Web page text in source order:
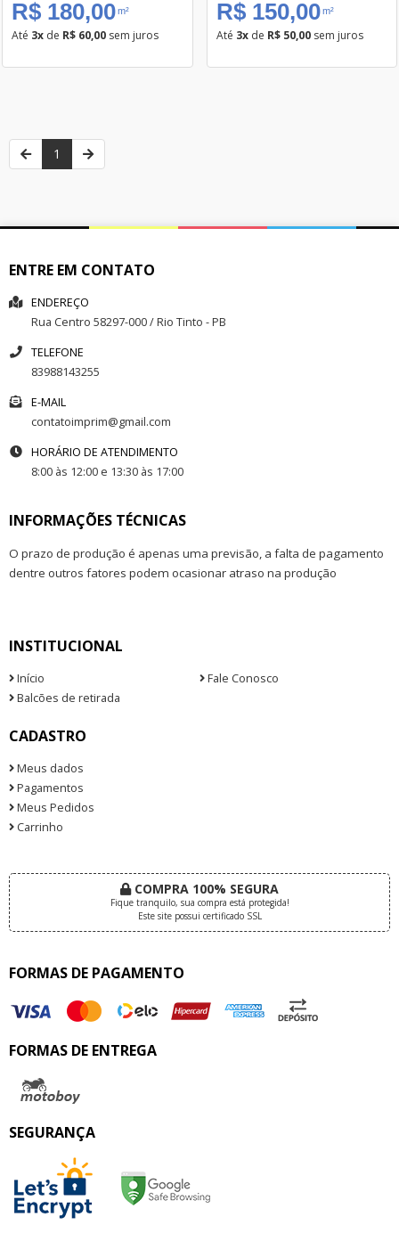
R$ 180,00m²
Até 3x de R$ 60,00 sem juros
R$ 150,00 m²
Até 3xde R$ 50,00sem juros
1
ENTRE EM CONTATO
ENDEREÇO
Rua Centro 58297-000/Rio Tinto - PB
TELEFONE
83988143255
E-MAIL
contatoimprim@gmail.com
HORÁRIO DE ATENDIMENTO
8:00 às 12:00 e 13:30 às 17:00
INFORMAÇÕES TÉCNICAS
O prazo de produção é apenas uma previsão, a falta de pagamento
dentre outros fatores podem ocasionar atraso na produção
INSTITUCIONAL
Início
Fale Conosco
Balcões de retirada
CADASTRO
Meus dados
Pagamentos
Meus Pedidos
Carrinho
COMPRA 100% SEGURA
Fique tranquilo, sua compra está protegida!
Este site possui certificado SSL
FORMAS DE PAGAMENTO
FORMAS DE ENTREGA
SEGURANÇA